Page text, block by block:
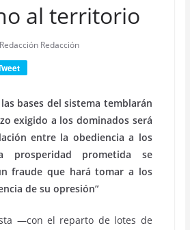
al territorio
Redacción Redacción
bases del sistema temblarán
exigido a los dominados será
entre la obediencia a los
prosperidad prometida se
fraude que hará tomar a los
de su opresión”
—con el reparto de lotes de